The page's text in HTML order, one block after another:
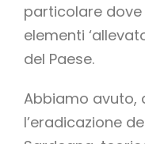
particolare
elementi
del Paese.
Abbiamo avuto,
l’eradicazione